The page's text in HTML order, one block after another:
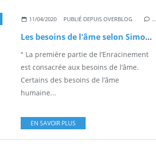
,A LA RENCONTRE DE FEMMES ET
11/04/2020 PUBLIÉ DEPUIS OVERBLOG …
Les besoins de l'âme selon Simone Weil
" La première partie de l’Enracinement
est consacrée aux besoins de l’âme.
Certains des besoins de l’âme
humaine...
EN SAVOIR PLUS